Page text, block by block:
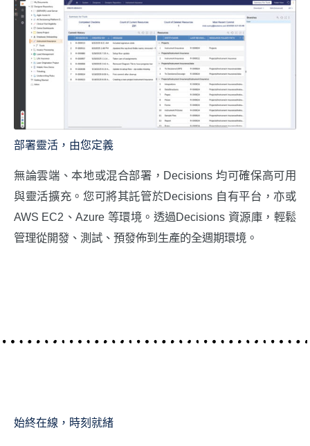
部署靈活，由您定義
無論雲端、本地或混合部署，Decisions 均可確保高可用
與靈活擴充。您可將其託管於Decisions 自有平台，亦或
AWS EC2、Azure 等環境。透過Decisions 資源庫，輕鬆
管理從開發、測試、預發佈到生產的全週期環境。
始終在線，時刻就緒